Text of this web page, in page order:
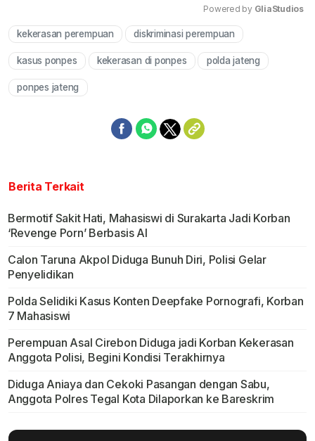
Powered by GliaStudios
kekerasan perempuan diskriminasi perempuan
kasus ponpes kekerasan di ponpes polda jateng
ponpes jateng
Berita Terkait
Bermotif Sakit Hati, Mahasiswi di Surakarta Jadi Korban
‘Revenge Porn’ Berbasis AI
Calon Taruna Akpol Diduga Bunuh Diri, Polisi Gelar
Penyelidikan
Polda Selidiki Kasus Konten Deepfake Pornografi, Korban
7 Mahasiswi
Perempuan Asal Cirebon Diduga jadi Korban Kekerasan
Anggota Polisi, Begini Kondisi Terakhirnya
Diduga Aniaya dan Cekoki Pasangan dengan Sabu,
Anggota Polres Tegal Kota Dilaporkan ke Bareskrim